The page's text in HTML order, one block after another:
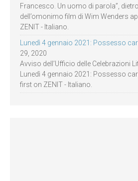
Francesco. Un uomo di parola”,
dell’omonimo film di Wim Wenders
ZENIT - Italiano.
Lunedì 4 gennaio 2021: Possesso
29, 2020
Avviso dell’Ufficio delle Celebrazioni
Lunedì 4 gennaio 2021: Possesso
first on ZENIT - Italiano.